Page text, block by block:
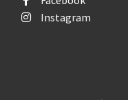
Instagram